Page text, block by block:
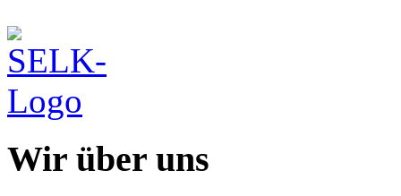
Wir über uns